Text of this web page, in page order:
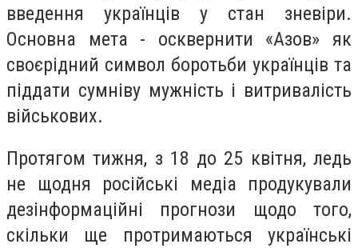
введення українців у стан зневіри.
Основна мета - осквернити «Азов» як
своєрідний символ боротьби українців та
піддати сумніву мужність і витривалість
військових.
Протягом тижня, з 18 до 25 квітня, ледь
не щодня російські медіа продукували
дезінформаційні прогнози щодо того,
скільки ще протримаються українські